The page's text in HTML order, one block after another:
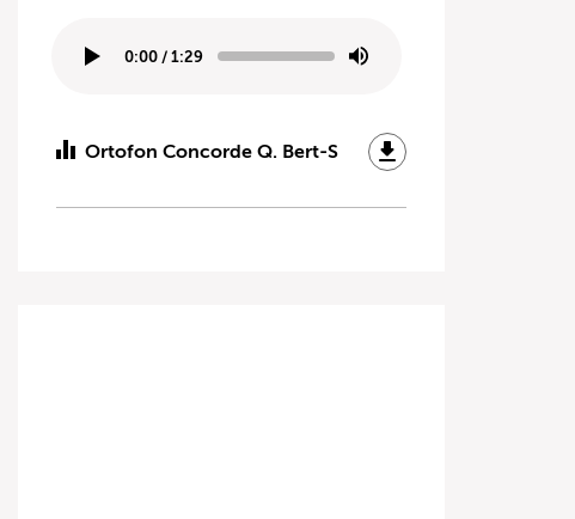
0:00 / 1:29
Ortofon Concorde Q. Bert-S